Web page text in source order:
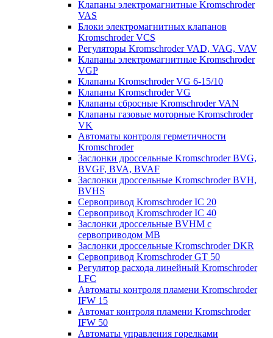
Клапаны электромагнитные Kromschroder
VAS
Блоки электромагнитных клапанов
Kromschroder VCS
Регуляторы Kromschroder VAD, VAG, VAV
Клапаны электромагнитные Kromschroder
VGP
Клапаны Kromschroder VG 6-15/10
Клапаны Kromschroder VG
Клапаны сбросные Kromschroder VAN
Клапаны газовые моторные Kromschroder
VK
Автоматы контроля герметичности
Kromschroder
Заслонки дроссельные Kromschroder BVG,
BVGF, BVA, BVAF
Заслонки дроссельные Kromschroder BVH,
BVHS
Сервопривод Kromschroder IC 20
Сервопривод Kromschroder IC 40
Заслонки дроссельные BVHM с
сервоприводом МВ
Заслонки дроссельные Kromschroder DKR
Cервопривод Kromschroder GT 50
Регулятор расхода линейный Kromschroder
LFC
Автоматы контроля пламени Kromschroder
IFW 15
Автомат контроля пламени Kromschroder
IFW 50
Автоматы управления горелками